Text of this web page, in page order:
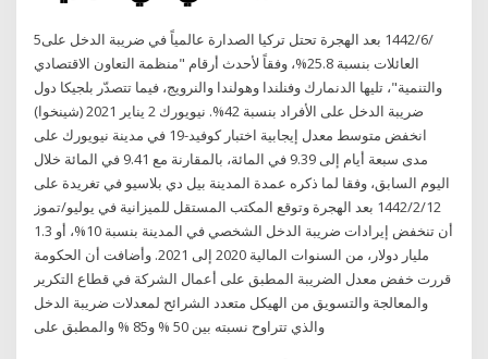
5‏‏/6‏‏/1442 بعد الهجرة تحتل تركيا الصدارة عالمياً في ضريبة الدخل على
العائلات بنسبة 25.8%، وفقاً لأحدث أرقام "منظمة التعاون الاقتصادي
والتنمية"، تليها الدنمارك وفنلندا وهولندا والنرويج، فيما تتصدّر بلجيكا دول
ضريبة الدخل على الأفراد بنسبة 42%. نيويورك 2 يناير 2021 (شينخوا)
انخفض متوسط معدل إيجابية اختبار كوفيد-19 في مدينة نيويورك على
مدى سبعة أيام إلى 9.39 في المائة، بالمقارنة مع 9.41 في المائة خلال
اليوم السابق، وفقا لما ذكره عمدة المدينة بيل دي بلاسيو في تغريدة على
12‏‏/2‏‏/1442 بعد الهجرة وتوقع المكتب المستقل للميزانية في يوليو/تموز
أن تنخفض إيرادات ضريبة الدخل الشخصي في المدينة بنسبة 10%، أو 1.3
مليار دولار، من السنوات المالية 2020 إلى 2021. وأضافت أن الحكومة
قررت خفض معدل الضريبة المطبق على أعمال الشركة في قطاع التكرير
والمعالجة والتسويق من الهيكل متعدد الشرائح لمعدلات ضريبة الدخل
والذي تتراوح نسبته بين 50 % و85 % والمطبق على